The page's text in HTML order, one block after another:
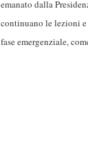
emanato dalla
continuano le lezioni
fase emergenziale,